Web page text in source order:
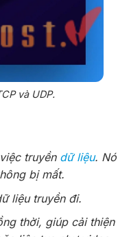
và UDP.
truyền dữ liệu. Nó
bị mất.
liệu truyền đi.
thời, giúp cải thiện